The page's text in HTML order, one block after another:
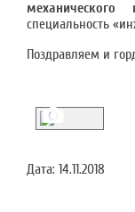
механического
специальность
Поздравляем и
Дата: 14.11.2018